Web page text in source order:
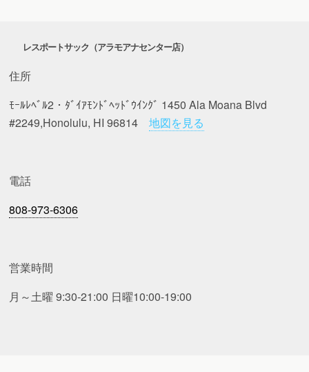
レスポートサック（アラモアナセンター店）
住所
ﾓｰﾙﾚﾍﾞﾙ2・ﾀﾞｲｱﾓﾝﾄﾞﾍｯﾄﾞｳｲﾝｸﾞ 1450 Ala Moana Blvd
#2249,Honolulu, HI 96814地図を見る
電話
808-973-6306
営業時間
月～土曜 9:30-21:00 日曜10:00-19:00